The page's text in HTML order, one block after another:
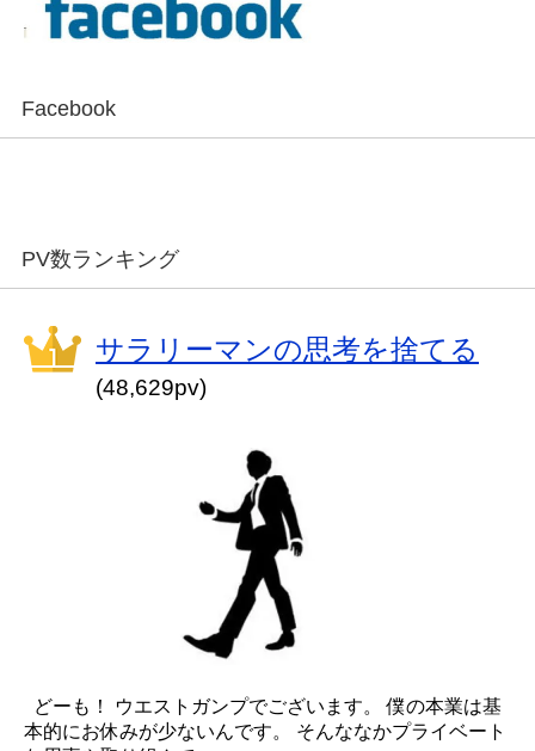
Facebook
PV数ランキング
サラリーマンの思考を捨てる
(48,629pv)
どーも！ ウエストガンプでございます。 僕の本業は基
本的にお休みが少ないんです。 そんななかプライベート